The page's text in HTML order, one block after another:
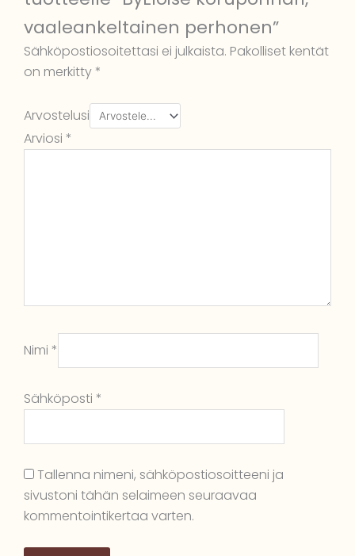
vaaleankeltainen perhonen”
Sähköpostiosoitettasi ei julkaista. Pakolliset kentät
on merkitty*
Arvostelusi
Arviosi *
Nimi *
Sähköposti *
Tallenna nimeni, sähköpostiosoitteeni ja
sivustoni tähän selaimeen seuraavaa
kommentointikertaa varten.